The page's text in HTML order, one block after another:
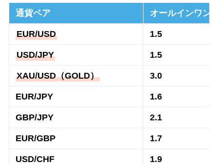
通貨ペア オールインワン
EUR/USD 1.5
USD/JPY 1.5
XAU/USD（GOLD） 3.0
EUR/JPY 1.6
GBP/JPY 2.1
EUR/GBP 1.7
USD/CHF 1.9